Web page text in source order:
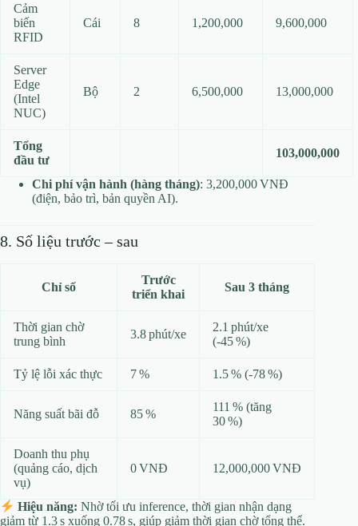
Cảm
biến
RFID
Cái 8 1,200,000 9,600,000
Server
Edge
(Intel
NUC)
Bộ 2 6,500,000 13,000,000
Tổng
đầu tư
103,000,000
Chi phí vận hành (hàng tháng): 3,200,000 VNĐ
(điện, bảo trì, bản quyền AI).
8. Số liệu trước – sau
Chỉ số
Trước
triển khai
Sau 3 tháng
Thời gian chờ
trung bình
3.8 phút/xe
2.1 phút/xe
(‑45 %)
Tỷ lệ lỗi xác thực 7 % 1.5 % (‑78 %)
Năng suất bãi đỗ 85 %
111 % (tăng
30 %)
Doanh thu phụ
(quảng cáo, dịch
vụ)
0 VNĐ 12,000,000 VNĐ
Hiệu năng: Nhờ tối ưu inference, thời gian nhận dạng
giảm từ 1.3 s xuống 0.78 s, giúp giảm thời gian chờ tổng thể.